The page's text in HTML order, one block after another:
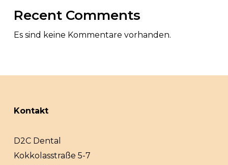
Recent Comments
Es sind keine Kommentare vorhanden.
Kontakt
D2C Dental
Kokkolasstraße 5-7